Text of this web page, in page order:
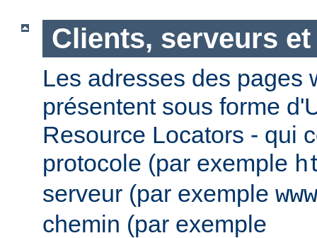
Clients, serveurs et
Les adresses des pages
présentent sous forme
Resource Locators - qui
protocole (par exemple
serveur (par exemple
chemin (par exemple